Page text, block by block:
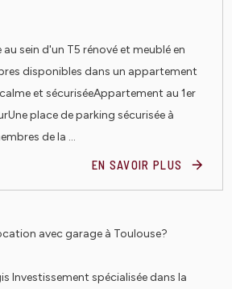
sein d'un T5 rénové et meublé en
disponibles dans un appartement
et sécuriséeAppartement au 1er
place de parking sécurisée à
de la ...
EN SAVOIR PLUS
avec garage à Toulouse?
Investissement spécialisée dans la